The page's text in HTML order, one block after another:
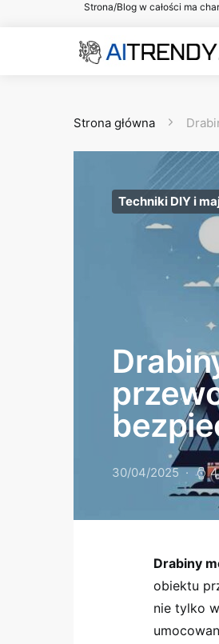
Strona/Blog w całości ma
Strona główna
Techniki DIY i
30/04/2025
Drabiny
obiektu
nie tylko